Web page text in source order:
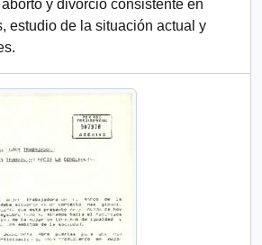
y divorcio consistente en
estudio de la situación actual y